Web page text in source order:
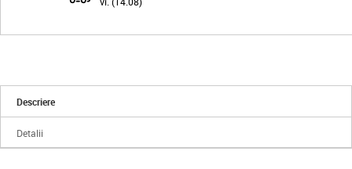
Descriere
Detalii